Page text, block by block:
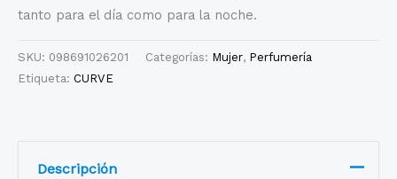
tanto para el día como para la noche.
SKU: 098691026201 Categorías: Mujer, Perfumería
Etiqueta: CURVE
Descripción